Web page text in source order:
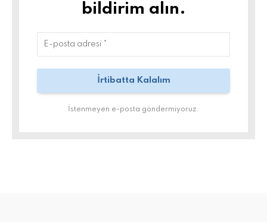
bildirim alın.
İstenmeyen e-posta göndermiyoruz.